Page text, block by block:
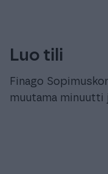
Luo tili
Finago
muutama minuutti